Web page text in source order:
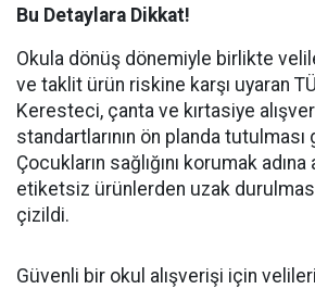
Bu Detaylara Dikkat!
Okula dönüş dönemiyle birlikte
ve taklit ürün riskine karşı uyaran
Keresteci, çanta ve kırtasiye
standartlarının ön planda
Çocukların sağlığını korumak
etiketsiz ürünlerden uzak
çizildi.
Güvenli bir okul alışverişi için